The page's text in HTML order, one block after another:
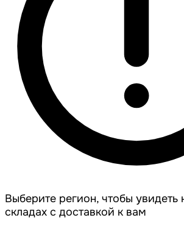
Выберите регион, чтобы увидеть
складах с доставкой к вам